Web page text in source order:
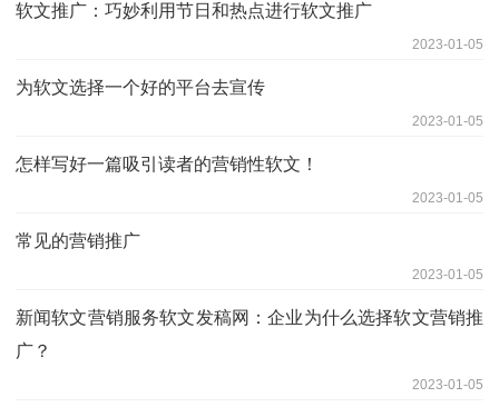
软文推广：巧妙利用节日和热点进行软文推广
2023-01-05
为软文选择一个好的平台去宣传
2023-01-05
怎样写好一篇吸引读者的营销性软文！
2023-01-05
常见的营销推广
2023-01-05
新闻软文营销服务软文发稿网：企业为什么选择软文营销推
广？
2023-01-05